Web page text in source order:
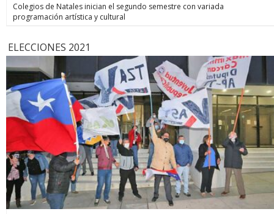
Colegios de Natales inician el segundo semestre con variada
programación artística y cultural
ELECCIONES 2021